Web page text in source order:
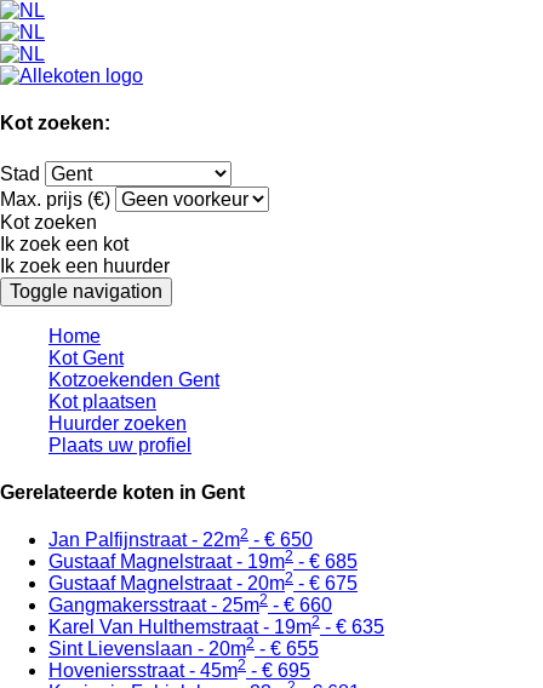
Kot zoeken:
Stad
Max. prijs (€)
Kot zoeken
Ik zoek een kot
Ik zoek een huurder
Toggle navigation
Home
Kot Gent
Kotzoekenden Gent
Kot plaatsen
Huurder zoeken
Plaats uw profiel
Gerelateerde koten in Gent
Jan Palfijnstraat - 22m2 - € 650
Gustaaf Magnelstraat - 19m2 - € 685
Gustaaf Magnelstraat - 20m2 - € 675
Gangmakersstraat - 25m2 - € 660
Karel Van Hulthemstraat - 19m2 - € 635
Sint Lievenslaan - 20m2 - € 655
Hoveniersstraat - 45m2 - € 695